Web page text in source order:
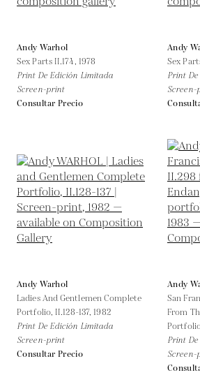
Andy Warhol
Sex Parts II.174, 1978
Print De Edición Limitada
Screen-print
Consultar Precio
Andy
Sex
Print
Screen-
Andy Warhol
Ladies And Gentlemen Complete
Portfolio, II.128-137,1982
Print De Edición Limitada
Screen-print
Consultar Precio
Andy
San
From
Print
Screen-